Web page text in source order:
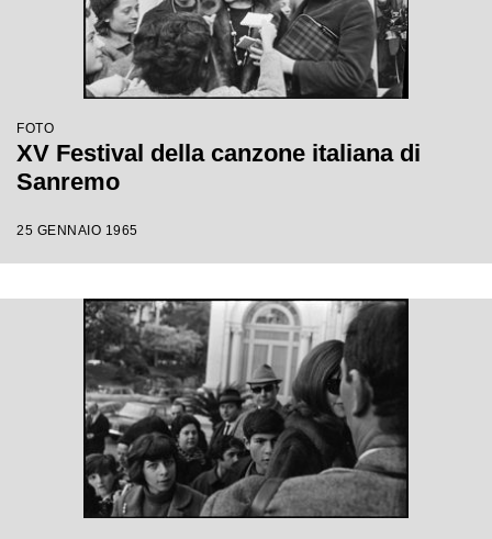
FOTO
XV Festival della canzone italiana di
Sanremo
25 GENNAIO 1965